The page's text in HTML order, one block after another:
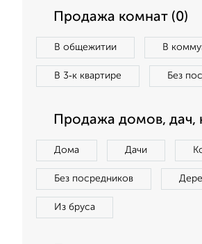
Продажа комнат (0)
В общежитии В
В 3‑к квартире Без
Продажа домов, дач,
Дома Дачи
Без посредников
Из бруса